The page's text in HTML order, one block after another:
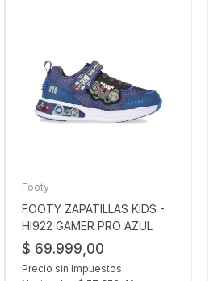
Footy
FOOTY ZAPATILLAS KIDS -
HI922 GAMER PRO AZUL
$ 69.999,00
Precio sin Impuestos